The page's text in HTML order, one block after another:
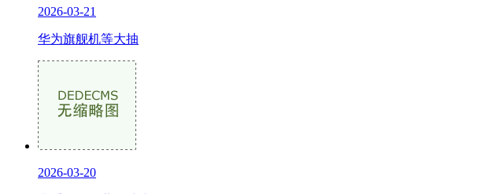
2026-03-21
华为旗舰机等大抽
2026-03-20